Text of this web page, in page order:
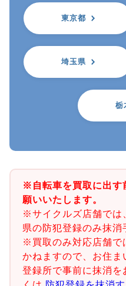
東京都
埼玉県
栃
※自転車を買取に出す
願いいたします。
※サイクルズ店舗では
県の防犯登録のみ抹消
※買取のみ対応店舗で
かねますので、お住
登録所で事前に抹消を